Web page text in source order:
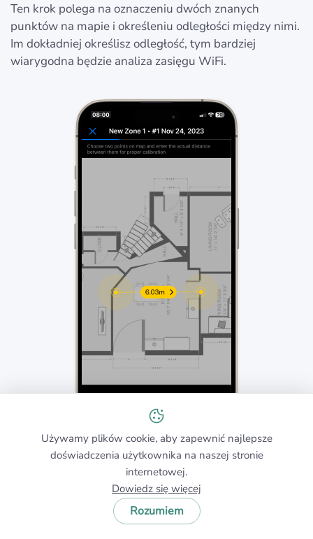
Ten krok polega na oznaczeniu dwóch znanych
punktów na mapie i określeniu odległości między nimi.
Im dokładniej określisz odległość, tym bardziej
wiarygodna będzie analiza zasięgu WiFi.
Zbieranie danych
Używamy plików cookie, aby zapewnić najlepsze
doświadczenia użytkownika na naszej stronie
internetowej.
Dowiedz się więcej
Rozumiem